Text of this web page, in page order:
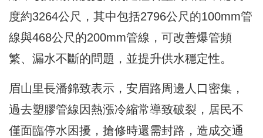
度約3264公尺，其中包括2796公尺的100mm管
線與468公尺的200mm管線，可改善爆管頻
繁、漏水不斷的問題，並提升供水穩定性。
眉山里長潘錦致表示，安眉路周邊人口密集，
過去塑膠管線因熱漲冷縮常導致破裂，居民不
僅面臨停水困擾，搶修時還需封路，造成交通